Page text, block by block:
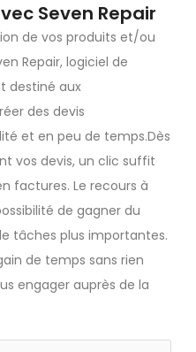
Seven Repair
de vos produits et/ou
Repair, logiciel de
destiné aux
des devis
et en peu de temps.Dès
vos devis, un clic suffit
factures. Le recours à
de gagner du
tâches plus importantes.
de temps sans rien
engager auprès de la